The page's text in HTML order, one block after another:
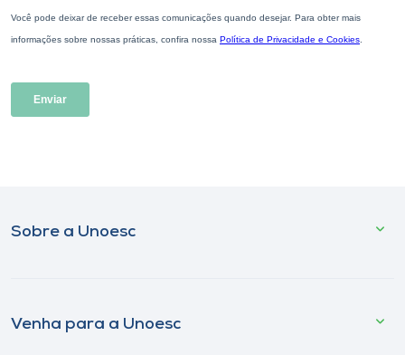
Sobre a Unoesc
Venha para a Unoesc